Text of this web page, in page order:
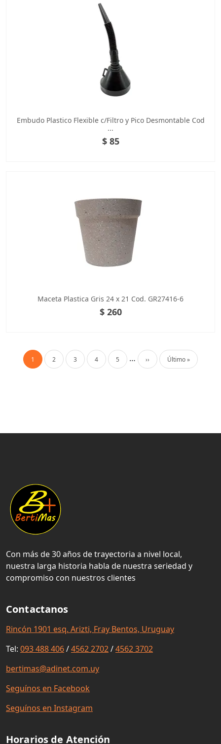
Embudo Plastico Flexible c/Filtro y Pico Desmontable Cod
...
$ 85
Maceta Plastica Gris 24 x 21 Cod. GR27416-6
$ 260
Paginación
Página actual
1 Página
2 Página
3 Página
4 Página
5 … Siguiente página
›› Última página
Último »
Con más de 30 años de trayectoria a nivel local,
nuestra larga historia habla de nuestra seriedad y
compromiso con nuestros clientes
Contactanos
Rincón 1901 esq. Arizti, Fray Bentos, Uruguay
Tel: 093 488 406/4562 2702/4562 3702
bertimas@adinet.com.uy
Seguínos en Facebook
Seguínos en Instagram
Horarios de Atención